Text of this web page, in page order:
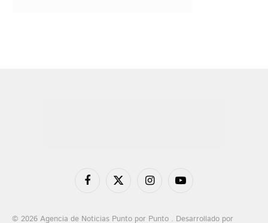
FacebookX
InstagramYouTube
© 2026 Agencia de Noticias Punto por Punto . Desarrollado por